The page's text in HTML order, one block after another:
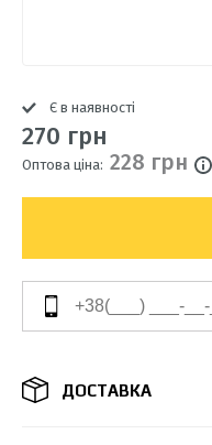
Є в наявності
270 грн
Оптова ціна: 228 грн
ДОСТАВКА